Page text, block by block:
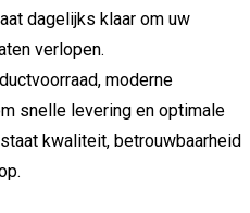
dagelijks klaar om uw
verlopen.
moderne
snelle levering en optimale
kwaliteit, betrouwbaarheid